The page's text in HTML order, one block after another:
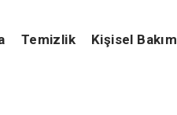
Temizlik Kişisel Bakım